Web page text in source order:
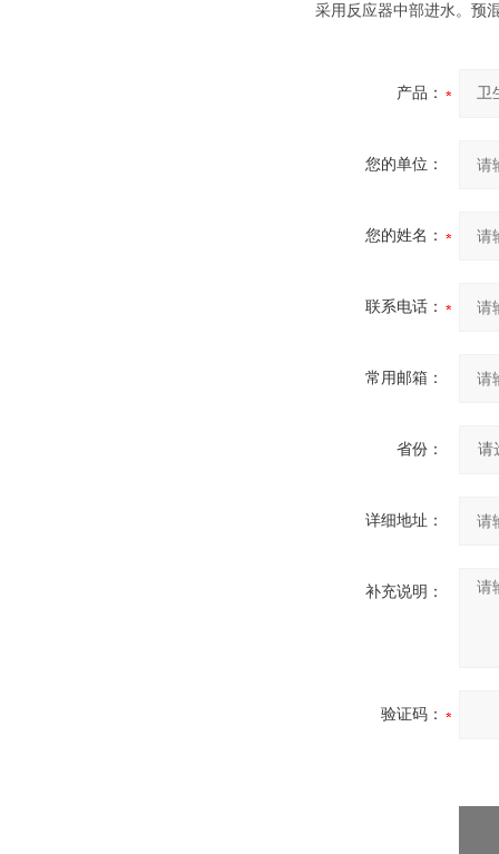
采用反应器中部进水。预
产品：
您的单位：
您的姓名：
联系电话：
常用邮箱：
省份：
详细地址：
补充说明：
验证码：